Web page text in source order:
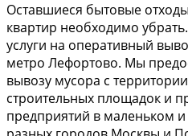
Оставшиеся бытовые
квартир необходимо
услуги на оперативный
метро Лефортово. Мы
вывозу мусора с
строительных площадок и
предприятий в маленьком